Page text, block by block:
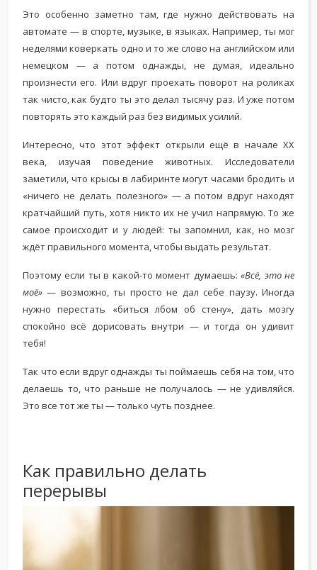
Это особенно заметно там, где нужно действовать на
автомате — в спорте, музыке, в языках. Например, ты мог
неделями коверкать одно и то же слово на английском или
немецком — а потом однажды, не думая, идеально
произнести его. Или вдруг проехать поворот на роликах
так чисто, как будто ты это делал тысячу раз. И уже потом
повторять это каждый раз без видимых усилий.
Интересно, что этот эффект открыли ещё в начале XX
века, изучая поведение животных. Исследователи
заметили, что крысы в лабиринте могут часами бродить и
«ничего не делать полезного» — а потом вдруг находят
кратчайший путь, хотя никто их не учил напрямую. То же
самое происходит и у людей: ты запомнил, как, но мозг
ждёт правильного момента, чтобы выдать результат.
Поэтому если ты в какой-то момент думаешь:«Всё, это не
моё» — возможно, ты просто не дал себе паузу. Иногда
нужно перестать «биться лбом об стену», дать мозгу
спокойно всё дорисовать внутри — и тогда он удивит
тебя!
Так что если вдруг однажды ты поймаешь себя на том, что
делаешь то, что раньше не получалось — не удивляйся.
Это все тот же ты — только чуть позднее.
Как правильно делать
перерывы